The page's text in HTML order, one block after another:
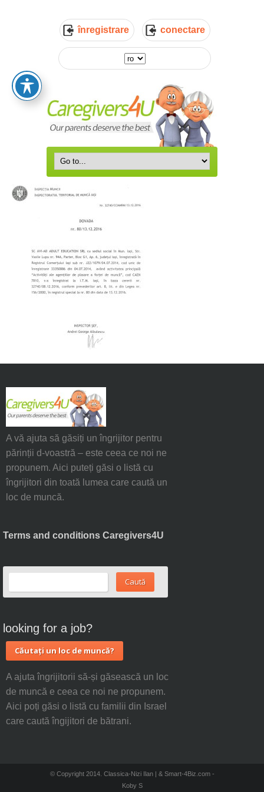
înregistrare conectare
A vă ajuta să găsiți un îngrijitor pentru
părinții d-voastră – este ceea ce noi ne
propunem. Aici puteți găsi o listă cu
îngrijitori din toată lumea care caută un
loc de muncă.
Terms and conditions Caregivers4U
looking for a job?
Căutați un loc de muncă?
A ajuta îngrijitorii să-și găsească un loc
de muncă e ceea ce noi ne propunem.
Aici poți găsi o listă cu familii din Israel
care caută îngijitori de bătrani.
© Copyright 2014. Classica-Nizi Ilan | & Smart-4Biz.com -
Koby S